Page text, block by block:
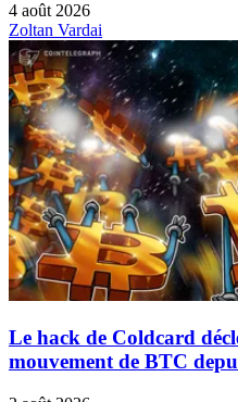
4 août 2026
Zoltan Vardai
Le hack de Coldcard
mouvement de BTC